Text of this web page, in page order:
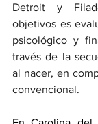
Detroit y
objetivos es
psicológico y
través de la
al nacer, en
convencional.